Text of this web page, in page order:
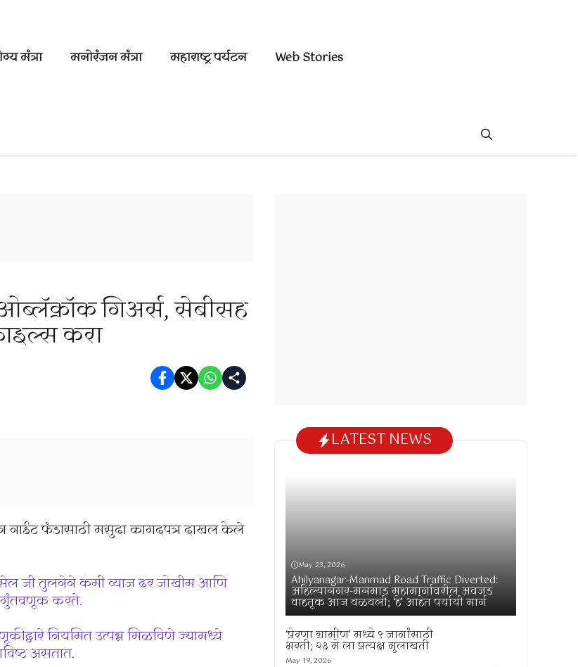
मंत्रा मनोरंजन मंत्रा महाराष्ट्र पर्यटन Web Stories
गिअर्स, सेबीसह
करा
फंडासाठी मसुदा कागदपत्र दाखल केले
जी तुलनेने कमी व्याज दर जोखीम आणि
गुंतवणूक करते.
नियमित उत्पन्न मिळविणे ज्यामध्ये
असतात.
LATEST NEWS
May 23, 2026
Ahilyanagar-Manmad Road Traffic Diverted:
अहिल्यानगर-मनमाड महामार्गावरील अवजड
वाहतूक आज वळवली; ‘हे’ आहेत पर्यायी मार्ग
‘प्रेरणा ग्रामीण’ मध्ये ९ जागांसाठी
भरती; २३ मे ला प्रत्यक्ष मुलाखती
May 19, 2026